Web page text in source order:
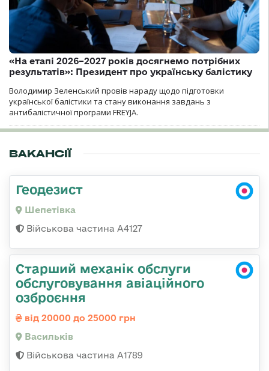
«На етапі 2026–2027 років досягнемо потрібних
результатів»: Президент про українську балістику
Володимир Зеленський провів нараду щодо підготовки
української балістики та стану виконання завдань з
антибалістичної програми FREYJA.
ВАКАНСІЇ
Геодезист
Шепетівка
Військова частина А4127
Старший механік обслуги
обслуговування авіаційного
озброєння
від 20000 до 25000 грн
Васильків
Військова частина А1789